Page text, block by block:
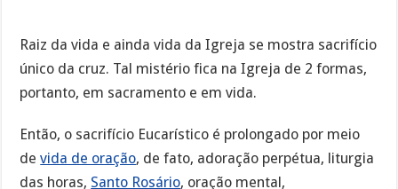
Raiz da vida e ainda vida da Igreja se mostra sacrifício
único da cruz. Tal mistério fica na Igreja de 2 formas,
portanto, em sacramento e em vida.
Então, o sacrifício Eucarístico é prolongado por meio
devida de oração, de fato, adoração perpétua, liturgia
das horas, Santo Rosário, oração mental,